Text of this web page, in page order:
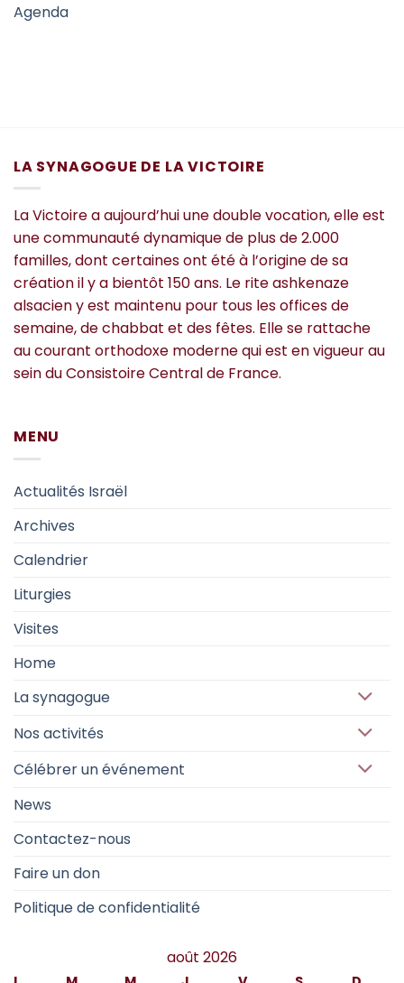
Agenda
LA SYNAGOGUE DE LA VICTOIRE
La Victoire a aujourd’hui une double vocation, elle est
une communauté dynamique de plus de 2.000
familles, dont certaines ont été à l’origine de sa
création il y a bientôt 150 ans. Le rite ashkenaze
alsacien y est maintenu pour tous les offices de
semaine, de chabbat et des fêtes. Elle se rattache
au courant orthodoxe moderne qui est en vigueur au
sein du Consistoire Central de France.
MENU
Actualités Israël
Archives
Calendrier
Liturgies
Visites
Home
La synagogue
Nos activités
Célébrer un événement
News
Contactez-nous
Faire un don
Politique de confidentialité
août 2026